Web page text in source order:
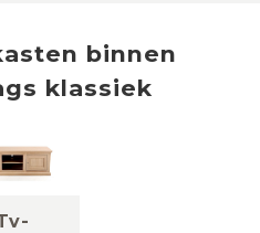
binnen
klassiek